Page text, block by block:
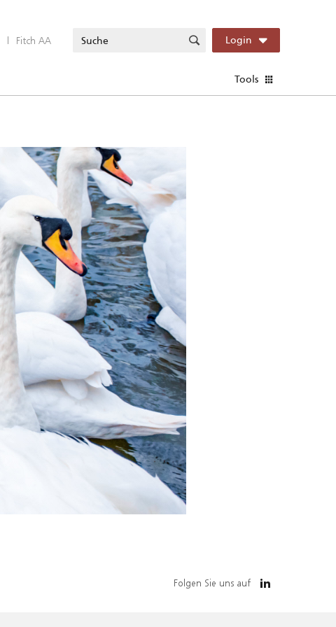
| Fitch AA Login
Tools
Folgen Sie uns auf